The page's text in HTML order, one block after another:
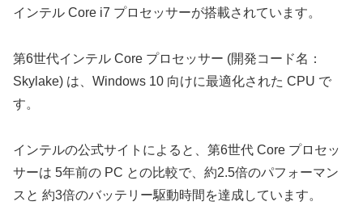
インテル Core i7 プロセッサーが搭載されています。
第6世代インテル Core プロセッサー (開発コード名：
Skylake) は、Windows 10 向けに最適化された CPU で
す。
インテルの公式サイトによると、第6世代 Core プロセッ
サーは 5年前の PC との比較で、約2.5倍のパフォーマン
スと 約3倍のバッテリー駆動時間を達成しています。